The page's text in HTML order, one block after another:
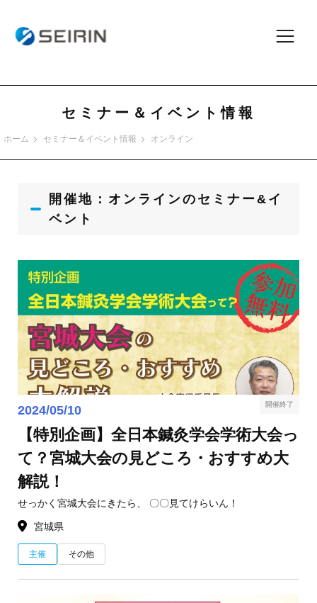
セミナー＆イベント情報
ホーム セミナー＆イベント情報 オンライン
開催地： オンラインのセミナー&イ
ベント
2024/05/10
【特別企画】全日本鍼灸学会学術大会っ
て？宮城大会の見どころ・おすすめ大
解説！
せっかく宮城大会にきたら、 〇〇見てけらいん！
宮城県
主催 その他
開催終了